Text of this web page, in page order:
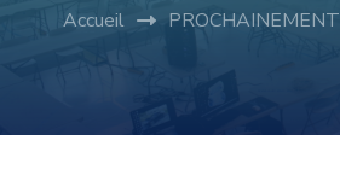
Accueil PROCHAINEMENT